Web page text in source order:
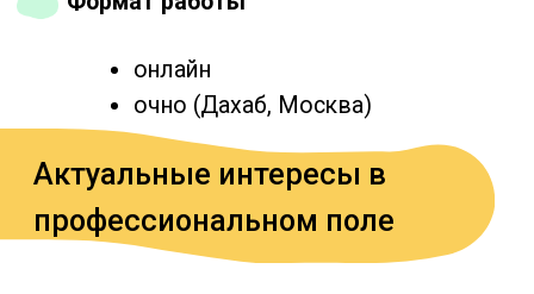
онлайн, очно - 60 минут: 5500 ₽ (или 55 €)
Стоимость сессии
Записаться на сессию